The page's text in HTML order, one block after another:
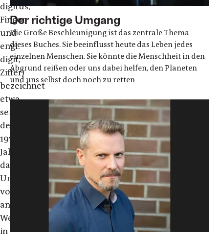
digitus,
Finger
und
engl.
digit,
Ziffer)
bezeichnet
etwa
seit
den
1970er
Jahren
das
Umwandeln
von
analogen
Werten
in
Der richtige Umgang
Die Große Beschleunigung ist das zentrale Thema
dieses Buches. Sie beeinflusst heute das Leben jedes
einzelnen Menschen. Sie könnte die Menschheit in den
Abgrund reißen oder uns dabei helfen, den Planeten
und uns selbst doch noch zu retten